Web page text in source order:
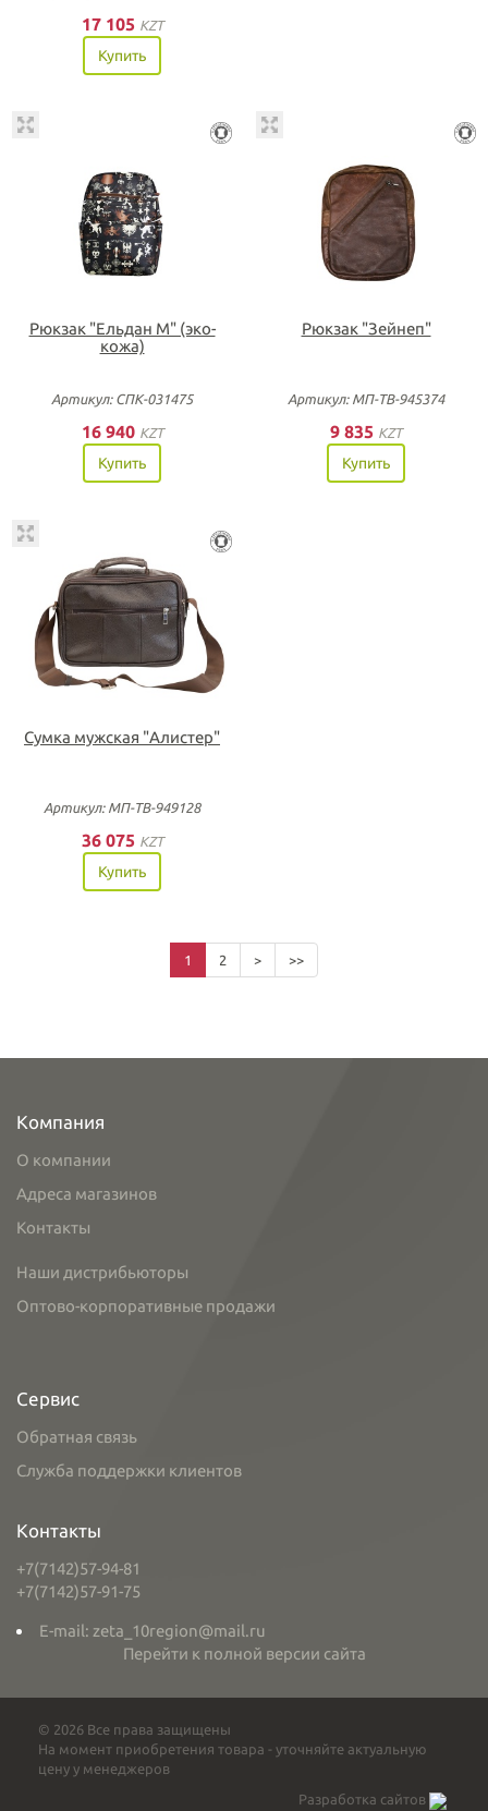
17 105 KZT
Купить
Рюкзак "Ельдан М" (эко-
кожа)
Артикул: СПК-031475
16 940 KZT
Купить
Рюкзак "Зейнеп"
Артикул: МП-ТВ-945374
9 835 KZT
Купить
Сумка мужская "Алистер"
Артикул: МП-ТВ-949128
36 075 KZT
Купить
1 2 > >>
Компания
О компании
Адреса магазинов
Контакты
Наши дистрибьюторы
Оптово-корпоративные продажи
Сервис
Обратная связь
Служба поддержки клиентов
Контакты
+7(7142)57-94-81
+7(7142)57-91-75
E-mail: zeta_10region@mail.ru
Перейти к полной версии сайта
© 2026 Все права защищены
На момент приобретения товара - уточняйте актуальную
цену у менеджеров
Разработка сайтов